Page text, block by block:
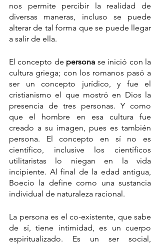
nos permite percibir la realidad de
diversas maneras, incluso se puede
alterar de tal forma que se puede llegar
a salir de ella.
El concepto de persona se inició con la
cultura griega; con los romanos pasó a
ser un concepto jurídico, y fue el
cristianismo el que mostró en Dios la
presencia de tres personas. Y como
que el hombre en esa cultura fue
creado a su imagen, pues es también
persona. El concepto en sí no es
científico, inclusive los científicos
utilitaristas lo niegan en la vida
incipiente. Al final de la edad antigua,
Boecio la define como una sustancia
individual de naturaleza racional.
La persona es el co-existente, que sabe
de sí, tiene intimidad, es un cuerpo
espiritualizado. Es un ser social,